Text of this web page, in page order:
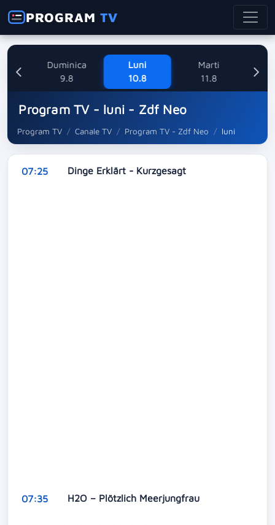
PROGRAMTV
Duminica
9.8
Luni
10.8
Marti
11.8
Program TV - luni - Zdf Neo
Program TV Canale TV Program TV - Zdf Neo luni
07:25 Dinge Erklärt - Kurzgesagt
07:35 H2O – Plötzlich Meerjungfrau